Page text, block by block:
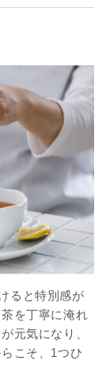
ると特別感が
を丁寧に淹れ
元気になり、
こそ、1つひ